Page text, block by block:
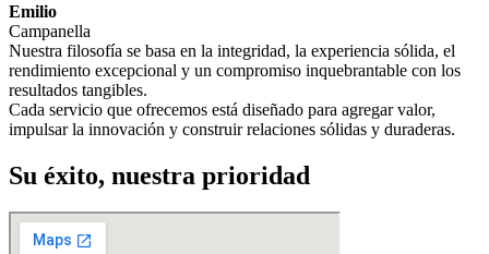
Emilio
Campanella
Nuestra filosofía se basa en la integridad, la experiencia sólida, el
rendimiento excepcional y un compromiso inquebrantable con los
resultados tangibles.
Cada servicio que ofrecemos está diseñado para agregar valor,
impulsar la innovación y construir relaciones sólidas y duraderas.
Su éxito, nuestra prioridad